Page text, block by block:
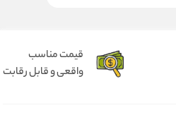
قیمت مناسب
واقعی و قابل رقابت